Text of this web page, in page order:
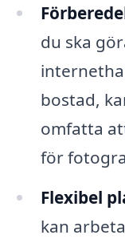
du ska
bostad,
omfatta
för
Flexibel
kan